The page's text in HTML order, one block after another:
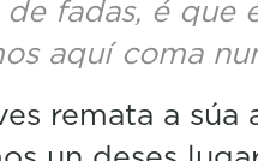
fadas, é que
aquí coma
remata a súa